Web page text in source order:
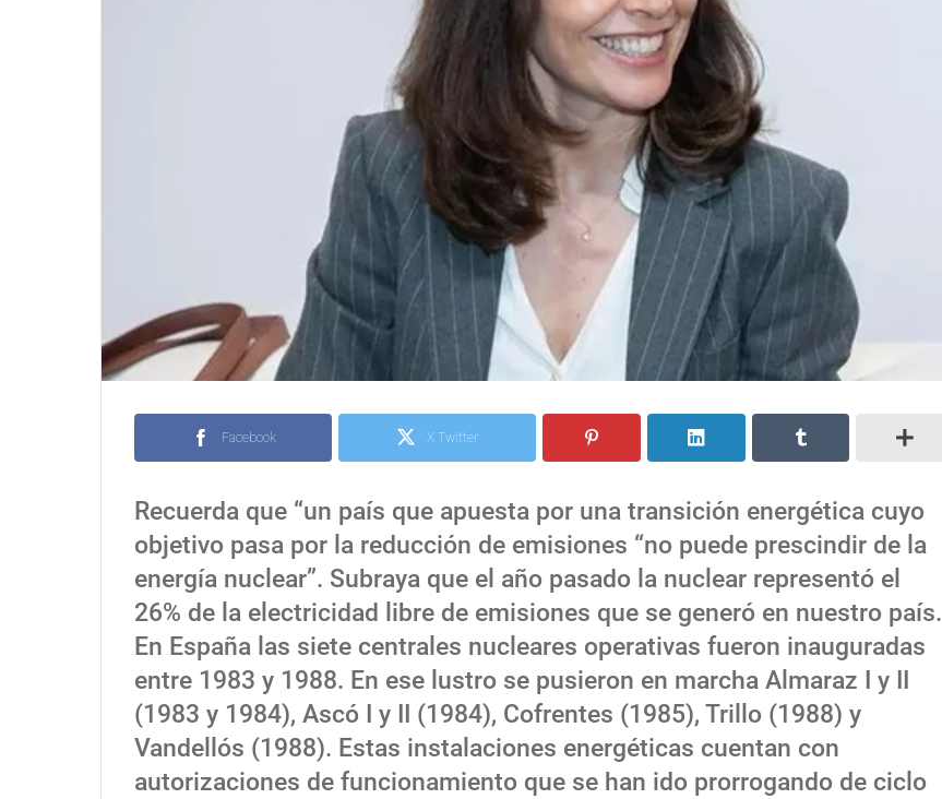
Facebook X Twitter
Recuerda que “un país que apuesta por una transición energética cuyo
objetivo pasa por la reducción de emisiones “no puede prescindir de la
energía nuclear”. Subraya que el año pasado la nuclear representó el
26% de la electricidad libre de emisiones que se generó en nuestro país.
En España las siete centrales nucleares operativas fueron inauguradas
entre 1983 y 1988. En ese lustro se pusieron en marcha Almaraz I y II
(1983 y 1984), Ascó I y II (1984), Cofrentes (1985), Trillo (1988) y
Vandellós (1988). Estas instalaciones energéticas cuentan con
autorizaciones de funcionamiento que se han ido prorrogando de ciclo